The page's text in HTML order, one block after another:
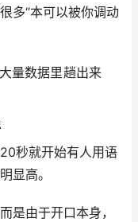
多“本可以被你调动
量数据里趟出来
秒就开始有人用语
显高。
是由于开口本身，